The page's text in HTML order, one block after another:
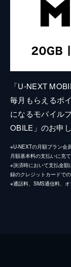
「U-NEXT
毎月もらえるポ
になるモバイル
OBILE」のお申
※U-NEXTの月額プラン会
月額基本料の支払いに充て
※決済時において支払金
録のクレジットカードで
※通話料、SMS通信料、